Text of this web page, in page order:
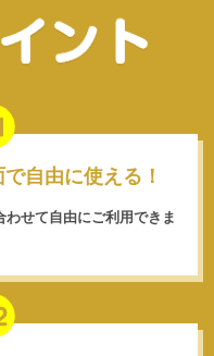
自由に使える！
せて自由にご利用できま